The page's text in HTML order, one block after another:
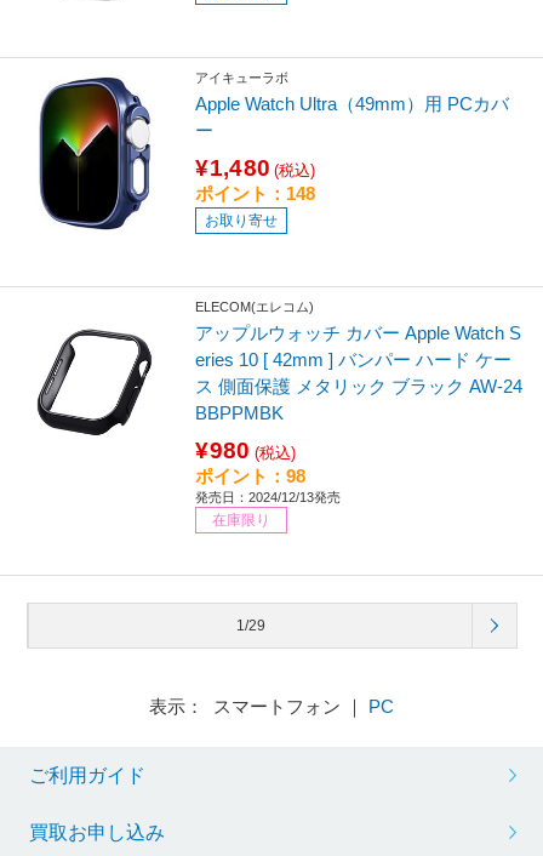
アイキューラボ
Apple Watch Ultra（49mm）用 PCカバ
ー
¥1,480 (税込)
ポイント：148
お取り寄せ
ELECOM(エレコム)
アップルウォッチ カバー Apple Watch S
eries 10 [ 42mm ] バンパー ハード ケー
ス 側面保護 メタリック ブラック AW-24
BBPPMBK
¥980 (税込)
ポイント：98
発売日：2024/12/13発売
在庫限り
1/29
表示： スマートフォン ｜ PC
ご利用ガイド
買取お申し込み